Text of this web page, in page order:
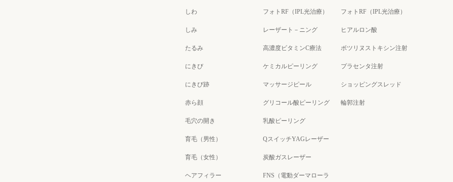
しわ
しみ
たるみ
にきび
にきび跡
赤ら顔
毛穴の開き
育毛（男性）
育毛（女性）
ヘアフィラー
フォトRF（IPL光治療）
レーザート－ニング
高濃度ビタミンC療法
ケミカルピーリング
マッサージピール
グリコール酸ピーリング
乳酸ピーリング
QスイッチYAGレーザー
炭酸ガスレーザー
FNS（電動ダーマローラ
フォトRF（IPL光治療）
ヒアルロン酸
ボツリヌストキシン注射
プラセンタ注射
ショッピングスレッド
輪郭注射